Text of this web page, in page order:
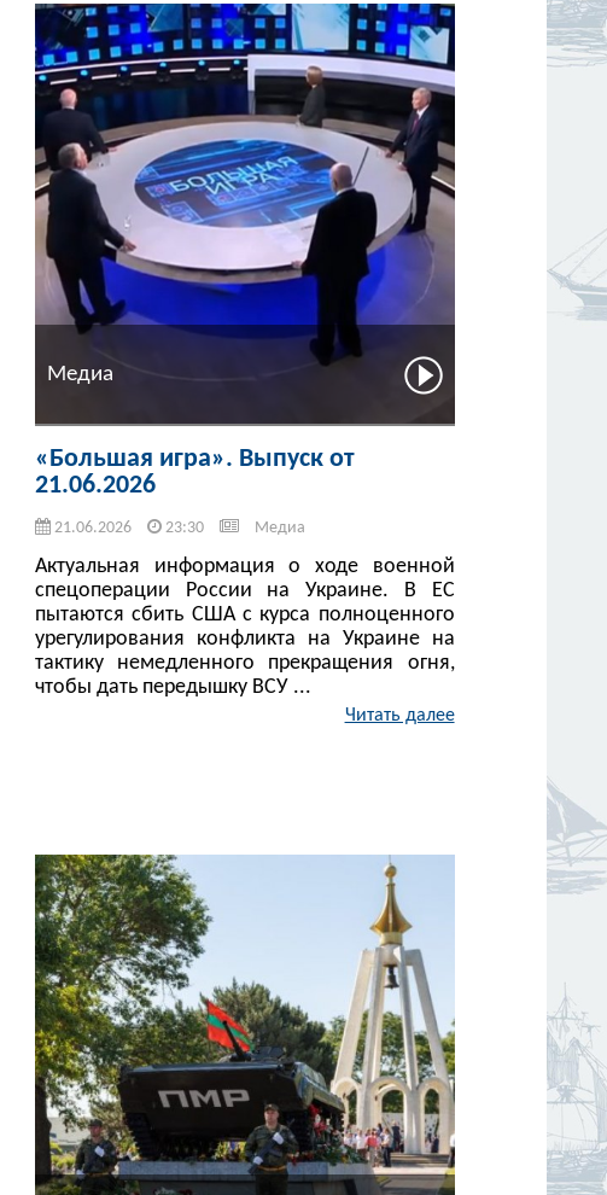
Медиа
«Большая игра». Выпуск от
21.06.2026
21.06.2026 23:30 Медиа
Актуальная информация о ходе военной
спецоперации России на Украине. В ЕС
пытаются сбить США с курса полноценного
урегулирования конфликта на Украине на
тактику немедленного прекращения огня,
чтобы дать передышку ВСУ ...
Читать далее